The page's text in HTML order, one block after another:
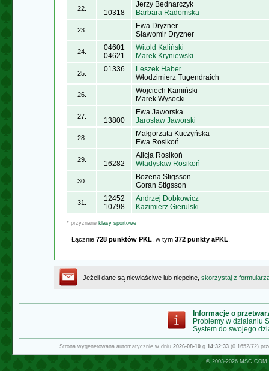
22. 10318
Jerzy Bednarczyk
Barbara Radomska
23.
Ewa Dryzner
Sławomir Dryzner
24.
04601
04621
Witold Kaliński
Marek Kryniewski
25. 01336
Leszek Haber
Włodzimierz Tugendraich
26.
Wojciech Kamiński
Marek Wysocki
27. 13800
Ewa Jaworska
Jarosław Jaworski
28.
Małgorzata Kuczyńska
Ewa Rosikoń
29. 16282
Alicja Rosikoń
Władysław Rosikoń
30.
Bożena Stigsson
Goran Stigsson
31.
12452
10798
Andrzej Dobkowicz
Kazimierz Gierulski
* przyznane klasy sportowe
Łącznie 728 punktów PKL , w tym 372 punkty aPKL
Jeżeli dane są niewłaściwe lub niepełne, skorzystaj z
Informacje o
Problemy w działaniu
System do swojego
Strona wygenerowana automatycznie w dniu 2026-08-10 g.14:32:33 (0.1652/72)
© 2003-2026